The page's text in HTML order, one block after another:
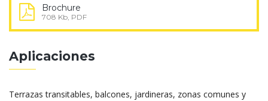
Brochure
708 Kb, PDF
Aplicaciones
Terrazas transitables, balcones, jardineras, zonas comunes y